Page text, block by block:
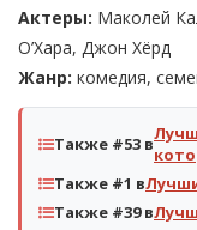
Актеры: Маколей
О’Хара, Джон Хёрд
Жанр: комедия,
Также #53 в
Также #1 в
Также #39 в